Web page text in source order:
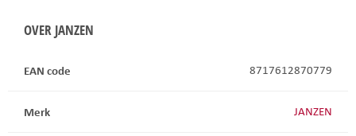
OVER JANZEN
EAN code 8717612870779
Merk JANZEN